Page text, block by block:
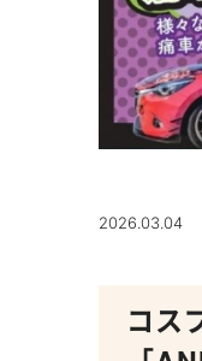
2026.03.04
コス